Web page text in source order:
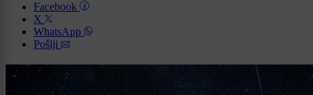
Facebook
X
WhatsApp
Pošlji